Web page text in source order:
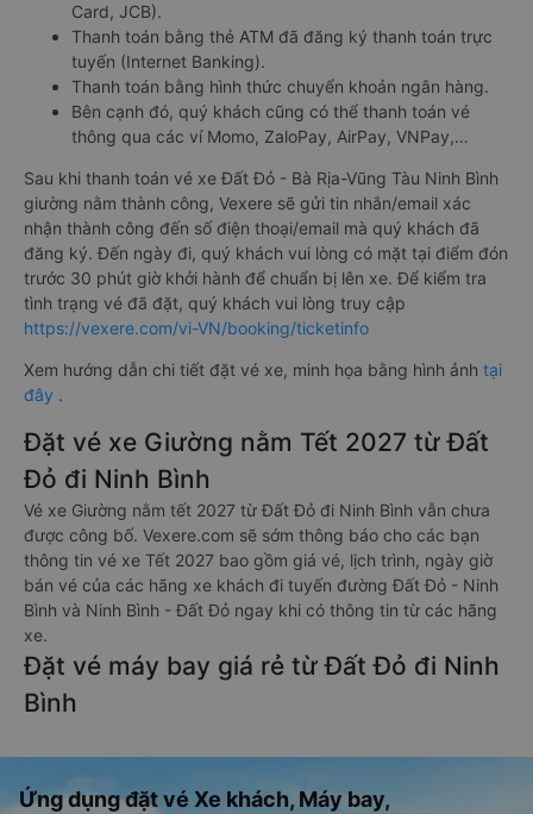
Card, JCB).
Thanh toán bằng thẻ ATM đã đăng ký thanh toán trực
tuyến (Internet Banking).
Thanh toán bằng hình thức chuyển khoản ngân hàng.
Bên cạnh đó, quý khách cũng có thể thanh toán vé
thông qua các ví Momo, ZaloPay, AirPay, VNPay,…
Sau khi thanh toán vé xe Đất Đỏ - Bà Rịa-Vũng Tàu Ninh Bình
giường nằm thành công, Vexere sẽ gửi tin nhắn/email xác
nhận thành công đến số điện thoại/email mà quý khách đã
đăng ký. Đến ngày đi, quý khách vui lòng có mặt tại điểm đón
trước 30 phút giờ khởi hành để chuẩn bị lên xe. Để kiểm tra
tình trạng vé đã đặt, quý khách vui lòng truy cập
https://vexere.com/vi-VN/booking/ticketinfo
Xem hướng dẫn chi tiết đặt vé xe, minh họa bằng hình ảnh tại
đây .
Đặt vé xe Giường nằm Tết 2027 từ Đất
Đỏ đi Ninh Bình
Vé xe Giường nằm tết 2027 từ Đất Đỏ đi Ninh Bình vẫn chưa
được công bố. Vexere.com sẽ sớm thông báo cho các bạn
thông tin vé xe Tết 2027 bao gồm giá vé, lịch trình, ngày giờ
bán vé của các hãng xe khách đi tuyến đường Đất Đỏ - Ninh
Bình và Ninh Bình - Đất Đỏ ngay khi có thông tin từ các hãng
xe.
Đặt vé máy bay giá rẻ từ Đất Đỏ đi Ninh
Bình
Ứng dụng đặt vé Xe khách, Máy bay,